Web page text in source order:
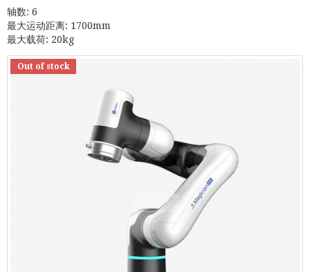
轴数: 6
最大运动距离: 1700mm
最大载荷: 20kg
Out of stock